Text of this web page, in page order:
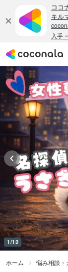
1/12
ホーム 悩み相談・